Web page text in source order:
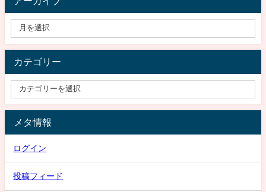
カテゴリー
メタ情報
ログイン
投稿フィード